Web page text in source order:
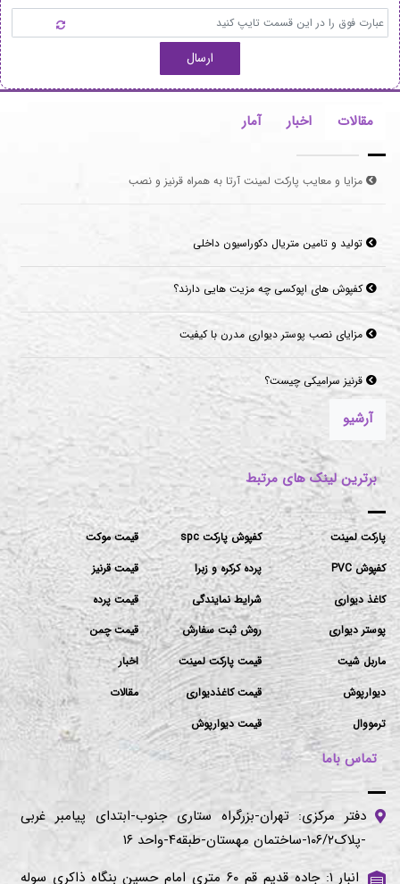
ارسال
مقالات اخبار آمار
کفپوش های اپوکسی چه مزیت هایی دارند؟
مزایای نصب پوستر دیواری مدرن با کیفیت
قرنیز سرامیکی چیست؟
موکت‌های مناسب برای فضاهای پرتردد و فضاهای اداری
آرشیو
برترین لینک های مرتبط
پارکت لمینت
کفپوش PVC
کاغذ دیواری
پوستر دیواری
ماربل شیت
دیوارپوش
ترمووال
کفپوش پارکت spc
پرده کرکره و زبرا
شرایط نمایندگی
روش ثبت سفارش
قیمت پارکت لمینت
قیمت کاغذدیواری
قیمت دیوارپوش
قیمت موکت
قیمت قرنیز
قیمت پرده
قیمت چمن
اخبار
مقالات
تماس باما
دفتر مرکزی: تهران-بزرگراه ستاری جنوب-ابتدای پیامبر غربی
-پلاک۱۰۶/۲-ساختمان مهستان-طبقه۴-واحد ۱۶
انبار ۱: جاده قدیم قم ۶۰ متری امام حسین بنگاه ذاکری سوله